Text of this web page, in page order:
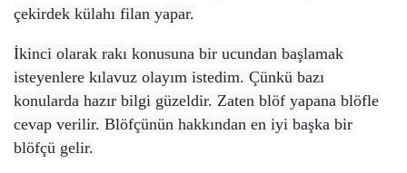
çekirdek külahı filan yapar.
İkinci olarak rakı konusuna bir ucundan başlamak
isteyenlere kılavuz olayım istedim. Çünkü bazı
konularda hazır bilgi güzeldir. Zaten blöf yapana blöfle
cevap verilir. Blöfçünün hakkından en iyi başka bir
blöfçü gelir.